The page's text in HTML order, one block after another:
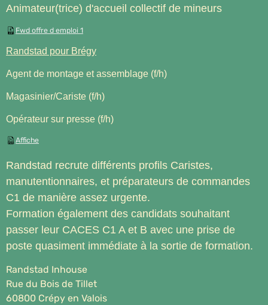
Animateur(trice) d'accueil collectif de mineurs
Fwd offre d emploi 1
Randstad pour Brégy
Agent de montage et assemblage (f/h)
Magasinier/Cariste (f/h)
Opérateur sur presse (f/h)
Affiche
Randstad recrute différents profils Caristes,
manutentionnaires, et préparateurs de commandes
C1 de manière assez urgente.
Formation également des candidats souhaitant
passer leur CACES C1 A et B avec une prise de
poste quasiment immédiate à la sortie de formation.
Randstad Inhouse
Rue du Bois de Tillet
60800 Crépy en Valois